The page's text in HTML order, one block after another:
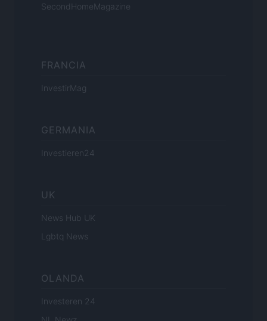
SecondHomeMagazine
FRANCIA
InvestirMag
GERMANIA
Investieren24
UK
News Hub UK
Lgbtq News
OLANDA
Investeren 24